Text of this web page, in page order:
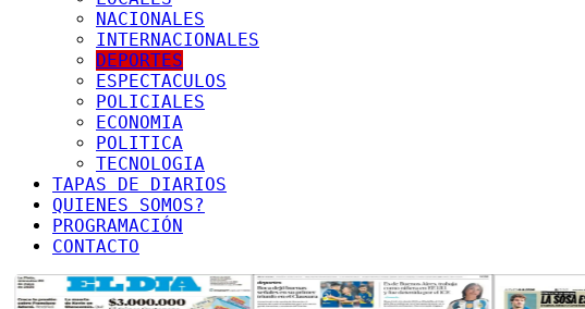
NACIONALES
INTERNACIONALES
DEPORTES
ESPECTACULOS
POLICIALES
ECONOMIA
POLITICA
TECNOLOGIA
TAPAS DE DIARIOS
QUIENES SOMOS?
PROGRAMACIÓN
CONTACTO